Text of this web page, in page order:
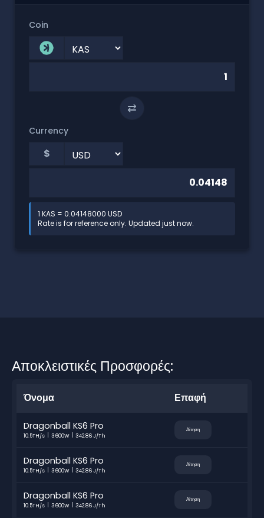
Coin
⇄
Currency
$
1 KAS = 0.04148000 USD
Rate is for reference only. Updated just now.
Αποκλειστικές Προσφορές:
Όνομα Επαφή
Dragonball KS6 Pro
10.5TH/s 3600W 342.86 J/Th
Αίτηση
Dragonball KS6 Pro
10.5TH/s 3600W 342.86 J/Th
Αίτηση
Dragonball KS6 Pro
10.5TH/s 3600W 342.86 J/Th
Αίτηση